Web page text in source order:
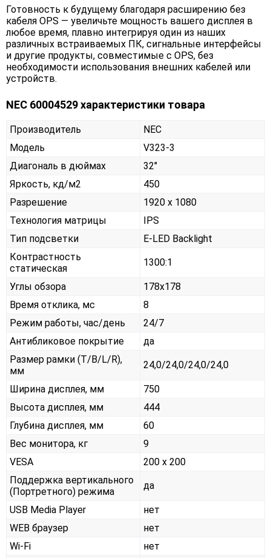
Готовность к будущему благодаря расширению без
кабеля OPS — увеличьте мощность вашего дисплея в
любое время, плавно интегрируя один из наших
различных встраиваемых ПК, сигнальные интерфейсы
и другие продукты, совместимые с OPS, без
необходимости использования внешних кабелей или
устройств.
NEC 60004529 характеристики товара
Производитель
NEC
Модель
V323-3
Диагональ в дюймах
32"
Яркость, кд/м2
450
Разрешение
1920 x 1080
Технология матрицы
IPS
Тип подсветки
E-LED Backlight
Контрастность
статическая
1300:1
Углы обзора
178x178
Время отклика, мс
8
Режим работы, час/день
24/7
Антибликовое покрытие
да
Размер рамки (T/B/L/R),
мм
24,0/24,0/24,0/24,0
Ширина дисплея, мм
750
Высота дисплея, мм
444
Глубина дисплея, мм
60
Вес монитора, кг
9
VESA
200 x 200
Поддержка вертикального
(Портретного) режима
да
USB Media Player
нет
WEB браузер
нет
Wi-Fi
нет